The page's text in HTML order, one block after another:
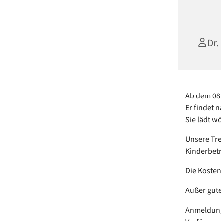
Ab dem
Er findet
Sie lädt
Unsere
Die
Außer